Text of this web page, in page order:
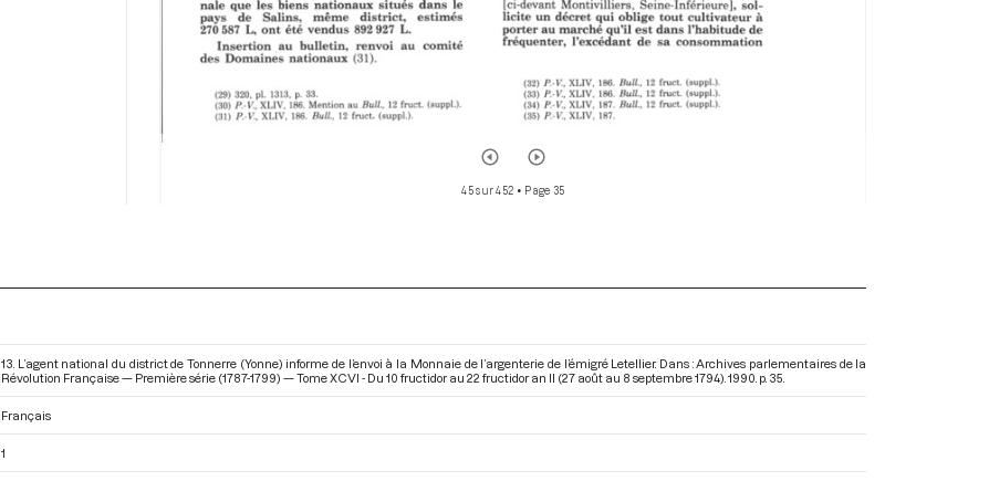
45 sur 452 • Page 35
13. L’agent national du district de Tonnerre (Yonne) informe de l’envoi à la Monnaie de l’argenterie de l’émigré Letellier. Dans : Archives parlementaires de la
Révolution Française — Première série (1787-1799) — Tome XCVI - Du 10 fructidor au 22 fructidor an II (27 août au 8 septembre 1794) . 1990. p. 35.
Français
1